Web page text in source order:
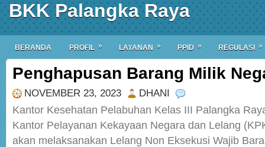
BKK Palangka Raya
BERANDA PROFIL » LAYANAN » PPID » REGULASI »
Penghapusan Barang Milik
NOVEMBER 23, 2023 DHANI
Kantor Kesehatan Pelabuhan Kelas III Palangka
Kantor Pelayanan Kekayaan Negara dan Lelang
akan melaksanakan Lelang Non Eksekusi Wajib